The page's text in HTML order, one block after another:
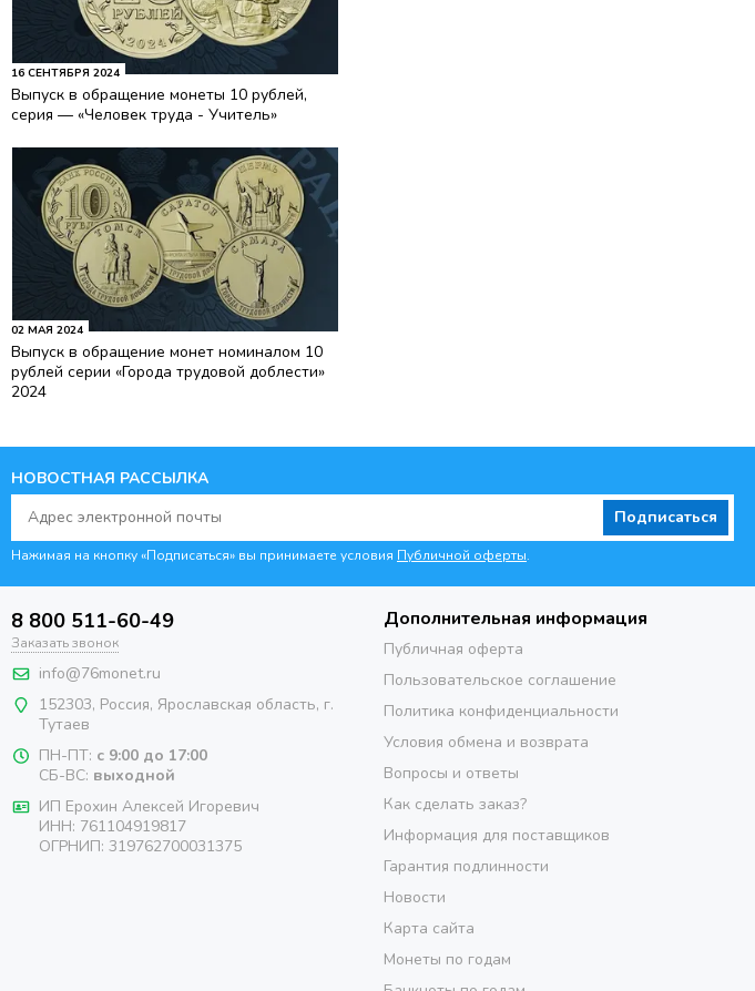
16 СЕНТЯБРЯ 2024
Выпуск в обращение монеты 10 рублей,
серия — «Человек труда - Учитель»
02 МАЯ 2024
Выпуск в обращение монет номиналом 10
рублей серии «Города трудовой доблести»
2024
НОВОСТНАЯ РАССЫЛКА
Подписаться
Нажимая на кнопку «Подписаться» вы принимаете условия Публичной оферты.
8 800 511-60-49
Заказать звонок
info@76monet.ru
152303, Россия, Ярославская область, г.
Тутаев
ПН-ПТ: с 9:00 до 17:00
СБ-ВС: выходной
ИП Ерохин Алексей Игоревич
ИНН: 761104919817
ОГРНИП: 319762700031375
Дополнительная информация
Публичная оферта
Пользовательское соглашение
Политика конфиденциальности
Условия обмена и возврата
Вопросы и ответы
Как сделать заказ?
Информация для поставщиков
Гарантия подлинности
Новости
Карта сайта
Монеты по годам